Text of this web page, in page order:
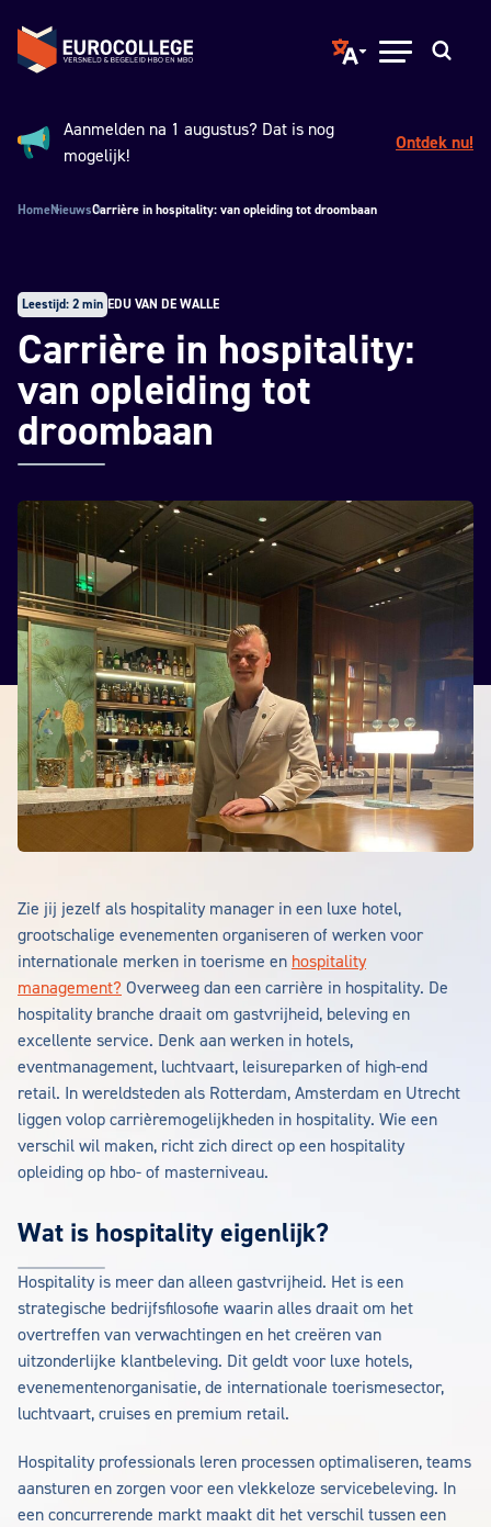
Spring naar hoofdinhoud
Terug naar de homepage
Translate page to
Open menu
Aankondiging:
Aanmelden na 1 augustus? Dat is nog
mogelijk!
Ontdek nu!
HomeNieuwsCarrière in hospitality: van opleiding tot droombaan
Leestijd: 2 min EDU VAN DE WALLE
Carrière in hospitality:
van opleiding tot
droombaan
Zie jij jezelf als hospitality manager in een luxe hotel,
grootschalige evenementen organiseren of werken voor
internationale merken in toerisme en hospitality
management? Overweeg dan een carrière in hospitality. De
hospitality branche draait om gastvrijheid, beleving en
excellente service. Denk aan werken in hotels,
eventmanagement, luchtvaart, leisureparken of high-end
retail. In wereldsteden als Rotterdam, Amsterdam en Utrecht
liggen volop carrièremogelijkheden in hospitality. Wie een
verschil wil maken, richt zich direct op een hospitality
opleiding op hbo- of masterniveau.
Wat is hospitality eigenlijk?
Hospitality is meer dan alleen gastvrijheid. Het is een
strategische bedrijfsfilosofie waarin alles draait om het
overtreffen van verwachtingen en het creëren van
uitzonderlijke klantbeleving. Dit geldt voor luxe hotels,
evenementenorganisatie, de internationale toerismesector,
luchtvaart, cruises en premium retail.
Hospitality professionals leren processen optimaliseren, teams
aansturen en zorgen voor een vlekkeloze servicebeleving. In
een concurrerende markt maakt dit het verschil tussen een